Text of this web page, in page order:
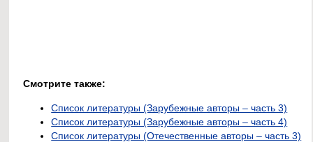
Смотрите также:
Список литературы (Зарубежные авторы – часть 3)
Список литературы (Зарубежные авторы – часть 4)
Список литературы (Отечественные авторы – часть 3)